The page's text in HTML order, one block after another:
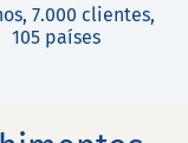
7.000 clientes,
105 países